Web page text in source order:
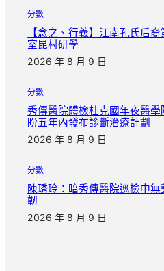
分數
【念之、行義】江南孔氏后
室昆村研學
2026 年 8 月 9 日
分數
秀傳醫院體檢杜克國年夜醫
盼五年內發布診斷治療計劃
2026 年 8 月 9 日
分數
陳琇玲：暗秀傳醫院巡檢中
韌
2026 年 8 月 9 日